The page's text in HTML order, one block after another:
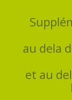
au dela
et au